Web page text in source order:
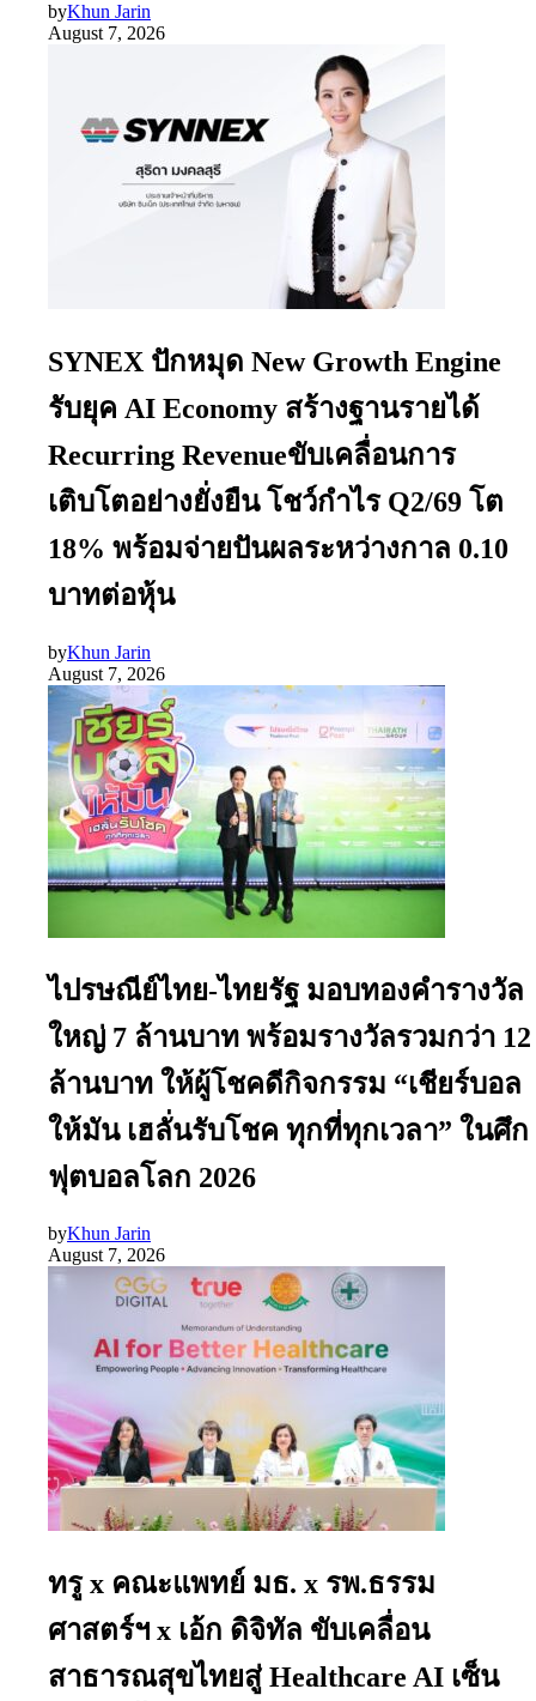
byKhun Jarin
August 7, 2026
SYNEX ปักหมุด New Growth Engine
รับยุค AI Economy สร้างฐานรายได้
Recurring Revenueขับเคลื่อนการ
เติบโตอย่างยั่งยืน โชว์กำไร Q2/69 โต
18% พร้อมจ่ายปันผลระหว่างกาล 0.10
บาทต่อหุ้น
byKhun Jarin
August 7, 2026
ไปรษณีย์ไทย-ไทยรัฐ มอบทองคำรางวัล
ใหญ่ 7 ล้านบาท พร้อมรางวัลรวมกว่า 12
ล้านบาท ให้ผู้โชคดีกิจกรรม “เชียร์บอล
ให้มัน เฮลั่นรับโชค ทุกที่ทุกเวลา” ในศึก
ฟุตบอลโลก 2026
byKhun Jarin
August 7, 2026
ทรู x คณะแพทย์ มธ. x รพ.ธรรม
ศาสตร์ฯ x เอ้ก ดิจิทัล ขับเคลื่อน
สาธารณสุขไทยสู่ Healthcare AI เซ็น